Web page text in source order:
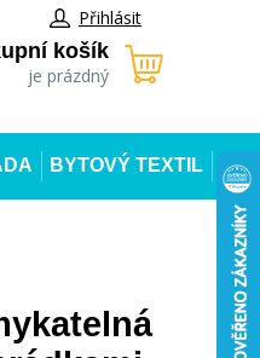
Přihlásit
košík
je prázdný
BYTOVÝ TEXTIL